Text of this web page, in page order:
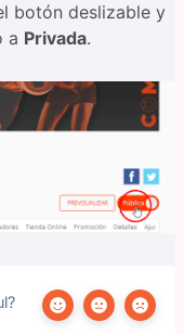
botón deslizable y
a Privada.